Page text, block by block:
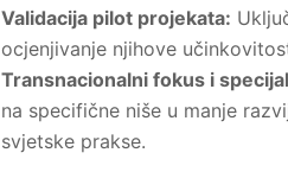
Validacija pilot projekata:
ocjenjivanje njihove
Transnacionalni fokus i
na specifične niše u manje
svjetske prakse.